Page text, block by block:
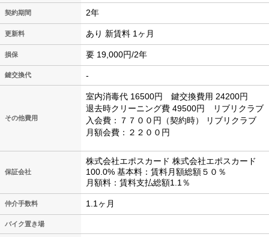
契約期間 2年
更新料 あり 新賃料 1ヶ月
損保 要 19,000円/2年
鍵交換代 -
その他費用
室内消毒代 16500円 鍵交換費用 24200円
退去時クリーニング費 49500円 リブリクラブ
入会費：７７００円（契約時）
リブリクラブ
月額会費：２２００円
保証会社
株式会社エポスカード 株式会社エポスカード
100.0% 基本料：賃料月額総額５０％
月額料：賃料支払総額1.1％
仲介手数料 1.1ヶ月
バイク置き場